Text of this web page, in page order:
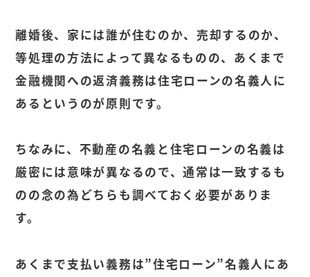
離婚後、家には誰が住むのか、売却するのか、
等処理の方法によって異なるものの、あくまで
金融機関への返済義務は住宅ローンの名義人に
あるというのが原則です。
ちなみに、不動産の名義と住宅ローンの名義は
厳密には意味が異なるので、通常は一致するも
のの念の為どちらも調べておく必要がありま
す。
あくまで支払い義務は”住宅ローン”名義人にあ